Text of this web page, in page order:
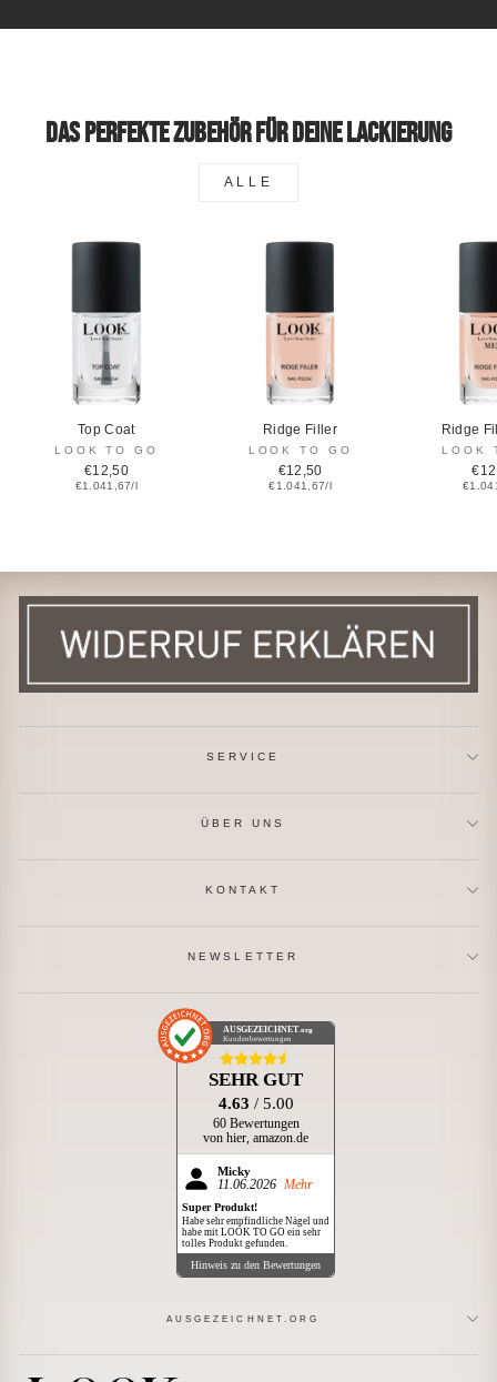
Das perfekte Zubehör für deine Lackierung
ALLE
Top Coat
LOOK TO GO
€12,50
€1.041,67/l
Ridge Filler
LOOK TO GO
€12,50
€1.041,67/l
Ridge
LOOK
SERVICE
ÜBER UNS
KONTAKT
NEWSLETTER
AUSGEZEICHNET .org
Kundenbewertungen
SEHR GUT
4.63 / 5.00
60 Bewertungen
von hier, amazon.de
Micky
11.06.2026 Mehr
Super Produkt!
Habe sehr empfindliche Nägel und
habe mit LOOK TO GO ein sehr
tolles Produkt gefunden.
Hinweis zu den Bewertungen
AUSGEZEICHNET.ORG